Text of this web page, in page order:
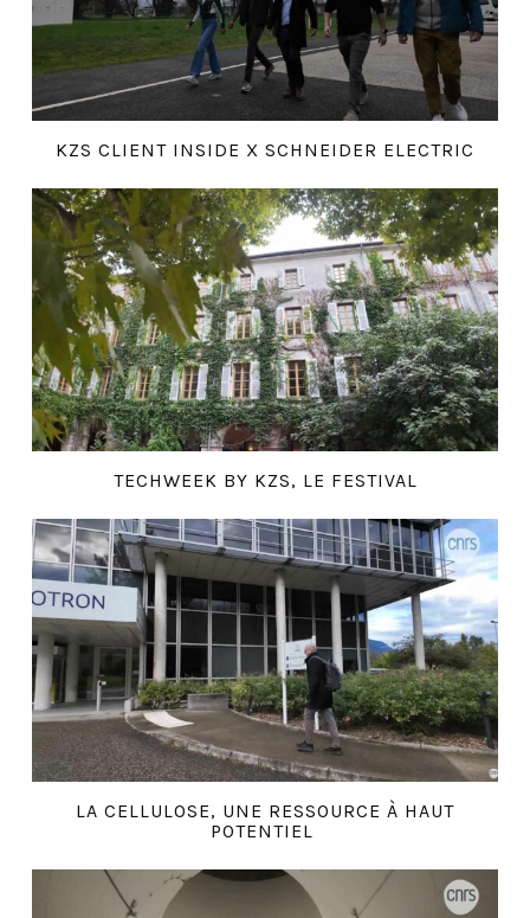
KZS CLIENT INSIDE X SCHNEIDER ELECTRIC
TECHWEEK BY KZS, LE FESTIVAL
LA CELLULOSE, UNE RESSOURCE À HAUT
POTENTIEL